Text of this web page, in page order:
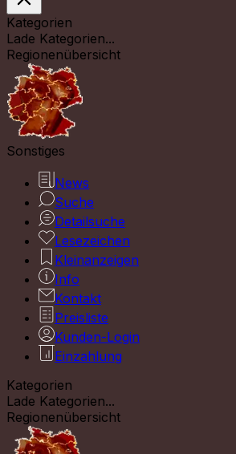
Kategorien
Lade Kategorien...
Regionenübersicht
Sonstiges
News
Suche
Detailsuche
Lesezeichen
Kleinanzeigen
Info
Kontakt
Preisliste
Kunden-Login
Einzahlung
Kategorien
Lade Kategorien...
Regionenübersicht